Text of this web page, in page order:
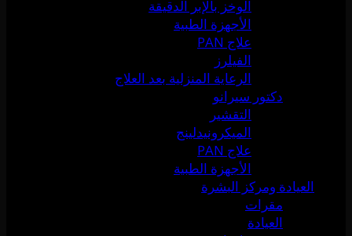
الوخز بالإبر الدقيقة
الأجهزة الطبية
علاج PAN
الفيلرز
الرعاية المنزلية بعد العلاج
دكتور سيرانو
التقشير
الميكرونيدلينج
علاج PAN
الأجهزة الطبية
العيادة ومركز البشرة
مقرات
العيادة